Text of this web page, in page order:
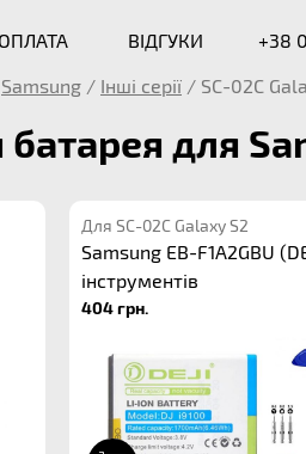
ОПЛАТА ВІДГУКИ +38
Samsung / Інші серії / SC-02C
для
Для SC-02C Galaxy S2
Samsung EB-F1A2GBU
інструментів
404 грн.